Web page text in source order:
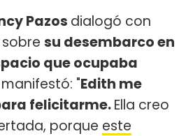
Pazos dialogó con
sobre su desembarco en
que ocupaba
"Edith me
felicitarme.Ella creo
porque este